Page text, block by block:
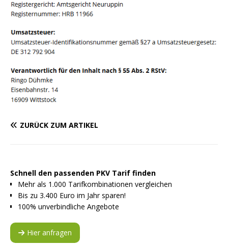
ZURÜCK ZUM ARTIKEL
Schnell den passenden PKV Tarif finden
Mehr als 1.000 Tarifkombinationen vergleichen
Bis zu 3.400 Euro im Jahr sparen!
100% unverbindliche Angebote
Hier anfragen